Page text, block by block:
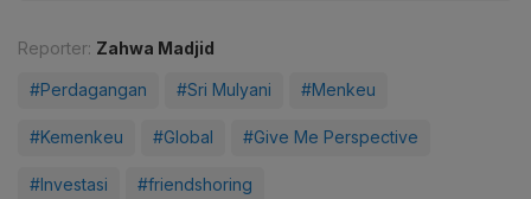
Reporter: Zahwa Madjid
#Perdagangan #Sri Mulyani #Menkeu
#Kemenkeu #Global #Give Me Perspective
#Investasi #friendshoring